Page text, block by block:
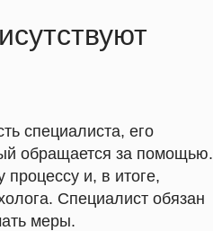
специалиста, его
обращается за помощью.
процессу и, в итоге,
Специалист обязан
меры.